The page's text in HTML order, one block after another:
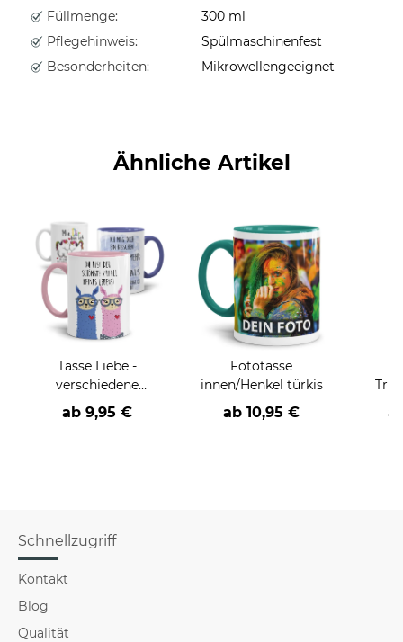
Füllmenge:
300 ml
Pflegehinweis:
Spülmaschinenfest
Besonderheiten:
Mikrowellengeeignet
Ähnliche Artikel
Tasse Liebe -
verschiedene
Sprüche- Alpaka-
Einhorn- Hase
ab 9,95 €
Fototasse
innen/Henkel türkis
ab 10,95 €
Schnellzugriff
Kontakt
Blog
Qualität